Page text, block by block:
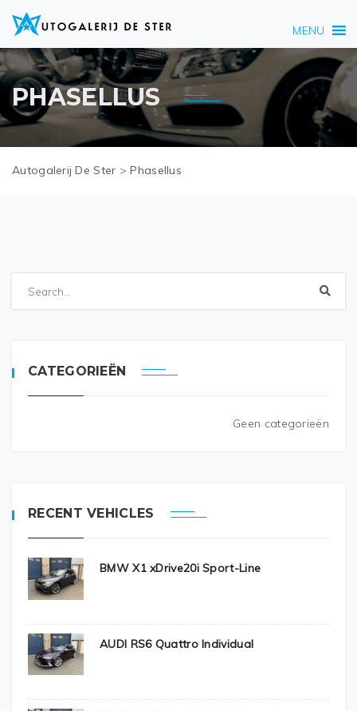
MENU
PHASELLUS
Autogalerij De Ster >Phasellus
CATEGORIEËN
Geen categorieën
RECENT VEHICLES
BMW X1 xDrive20i Sport-Line
AUDI RS6 Quattro Individual